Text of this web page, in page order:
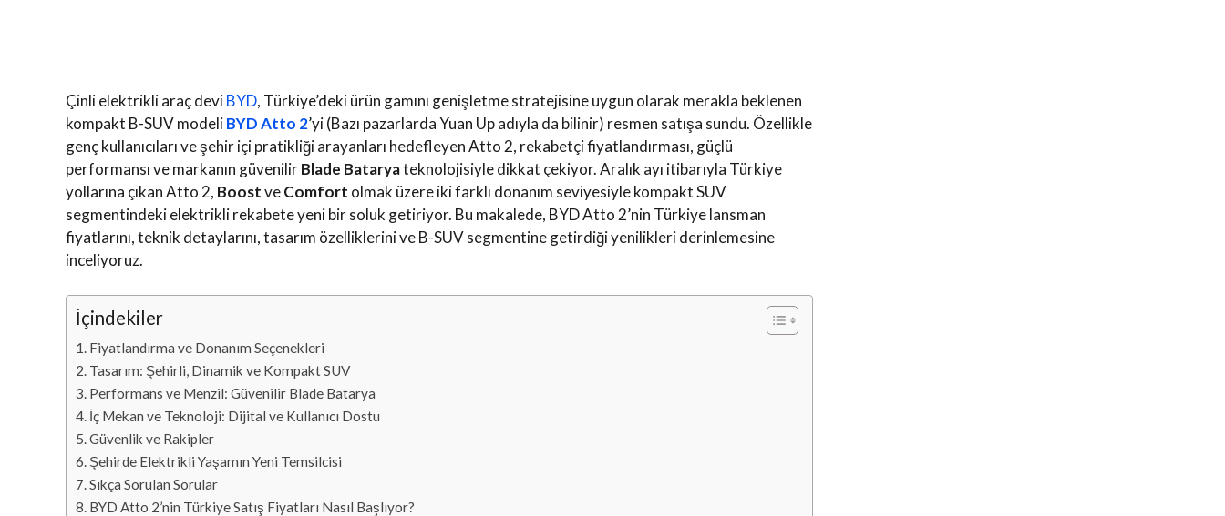
Çinli elektrikli araç deviBYD, Türkiye’deki ürün gamını genişletme stratejisine uygun olarak merakla beklenen
kompakt B-SUV modeliBYD Atto 2’yi (Bazı pazarlarda Yuan Up adıyla da bilinir) resmen satışa sundu. Özellikle
genç kullanıcıları ve şehir içi pratikliği arayanları hedefleyen Atto 2, rekabetçi fiyatlandırması, güçlü
performansı ve markanın güvenilirBlade Bataryateknolojisiyle dikkat çekiyor. Aralık ayı itibarıyla Türkiye
yollarına çıkan Atto 2, BoostveComfort olmak üzere iki farklı donanım seviyesiyle kompakt SUV
segmentindeki elektrikli rekabete yeni bir soluk getiriyor. Bu makalede, BYD Atto 2’nin Türkiye lansman
fiyatlarını, teknik detaylarını, tasarım özelliklerini ve B-SUV segmentine getirdiği yenilikleri derinlemesine
inceliyoruz.
İçindekiler
Fiyatlandırma ve Donanım Seçenekleri
Tasarım: Şehirli, Dinamik ve Kompakt SUV
Performans ve Menzil: Güvenilir Blade Batarya
İç Mekan ve Teknoloji: Dijital ve Kullanıcı Dostu
Güvenlik ve Rakipler
Şehirde Elektrikli Yaşamın Yeni Temsilcisi
Sıkça Sorulan Sorular
BYD Atto 2’nin Türkiye Satış Fiyatları Nasıl Başlıyor?